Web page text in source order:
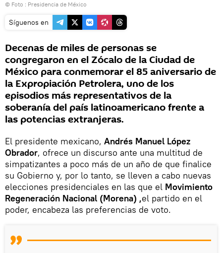
© Foto : Presidencia de México
Síguenos en
Decenas de miles de personas se
congregaron en el Zócalo de la Ciudad de
México para conmemorar el 85 aniversario de
la Expropiación Petrolera, uno de los
episodios más representativos de la
soberanía del país latinoamericano frente a
las potencias extranjeras.
El presidente mexicano, Andrés Manuel López
Obrador, ofrece un discurso ante una multitud de
simpatizantes a poco más de un año de que finalice
su Gobierno y, por lo tanto, se lleven a cabo nuevas
elecciones presidenciales en las que el Movimiento
Regeneración Nacional (Morena) ,el partido en el
poder, encabeza las preferencias de voto.